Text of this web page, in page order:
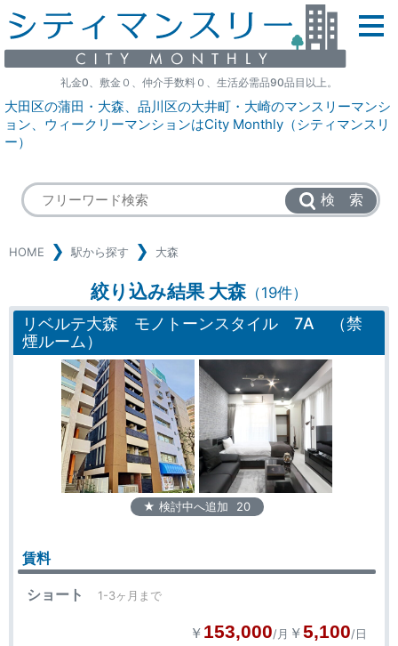
礼金0、敷金０、仲介手数料０、生活必需品90品目以上。
大田区の蒲田・大森、品川区の大井町・大崎のマンスリーマンシ
ョン、ウィークリーマンションはCity Monthly（シティマンスリ
ー）
検 索
HOME 駅から探す 大森
絞り込み結果 大森（19件）
リベルテ大森 モノトーンスタイル 7A （禁
煙ルーム）
★ 検討中へ追加 20
賃料
ショート 1-3ヶ月まで
￥ 153,000/月 ￥5,100/日